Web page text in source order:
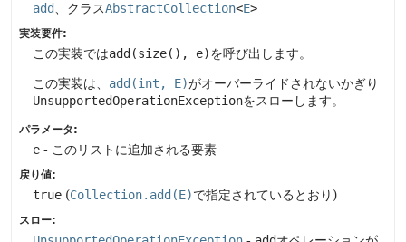
add 、クラスAbstractCollection<E>
実装要件:
この実装ではadd(size(), e)を呼び出します。
この実装は、 add(int, E)がオーバーライドされないかぎり
UnsupportedOperationExceptionをスローします。
パラメータ:
e - このリストに追加される要素
戻り値:
true (Collection.add(E)で指定されているとおり)
スロー: